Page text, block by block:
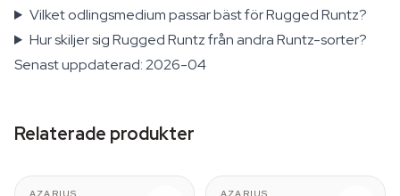
Vilket odlingsmedium passar bäst för Rugged Runtz?
Hur skiljer sig Rugged Runtz från andra Runtz-sorter?
Senast uppdaterad: 2026-04
Relaterade produkter